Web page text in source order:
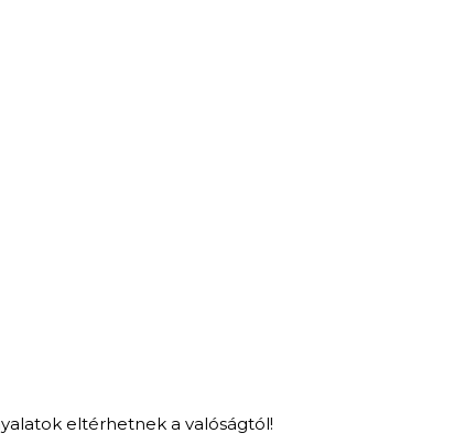
eltérhetnek a valóságtól!